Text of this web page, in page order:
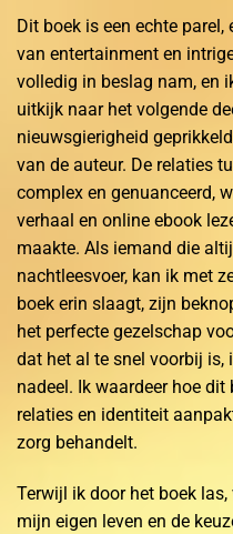
Dit boek is een echte
van entertainment en
volledig in beslag nam, en
uitkijk naar het volgende
nieuwsgierigheid
van de auteur. De relaties
complex en genuanceerd,
verhaal en online ebook
maakte. Als iemand die
nachtleesvoer, kan ik met
boek erin slaagt, zijn
het perfecte gezelschap
dat het al te snel voorbij is,
nadeel. Ik waardeer hoe
relaties en identiteit
zorg behandelt.
Terwijl ik door het boek
mijn eigen leven en de